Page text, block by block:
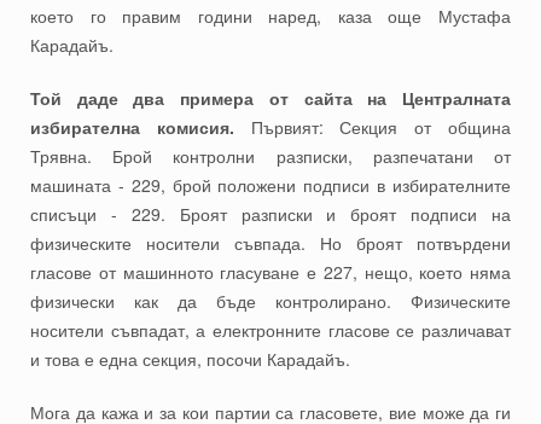
което го правим години наред, каза още Мустафа
Карадайъ.
Той даде два примера от сайта на Централната
избирателна комисия. Първият: Секция от община
Трявна. Брой контролни разписки, разпечатани от
машината - 229, брой положени подписи в избирателните
списъци - 229. Броят разписки и броят подписи на
физическите носители съвпада. Но броят потвърдени
гласове от машинното гласуване е 227, нещо, което няма
физически как да бъде контролирано. Физическите
носители съвпадат, а електронните гласове се различават
и това е една секция, посочи Карадайъ.
Мога да кажа и за кои партии са гласовете, вие може да ги